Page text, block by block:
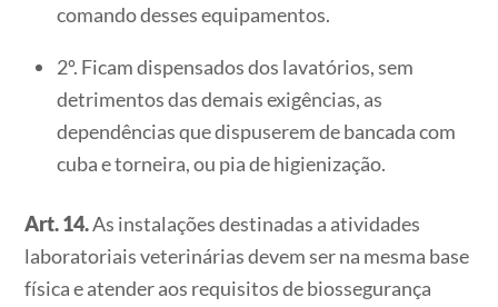
comando desses equipamentos.
2º. Ficam dispensados dos lavatórios, sem
detrimentos das demais exigências, as
dependências que dispuserem de bancada com
cuba e torneira, ou pia de higienização.
Art. 14.As instalações destinadas a atividades
laboratoriais veterinárias devem ser na mesma base
física e atender aos requisitos de biossegurança